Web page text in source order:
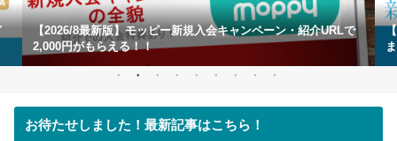
2026/8最新版】モッピー新規入会キャンペーン・紹介URLで
円がもらえる！！
【2026/
まとめ
お待たせしました！最新記事はこちら！